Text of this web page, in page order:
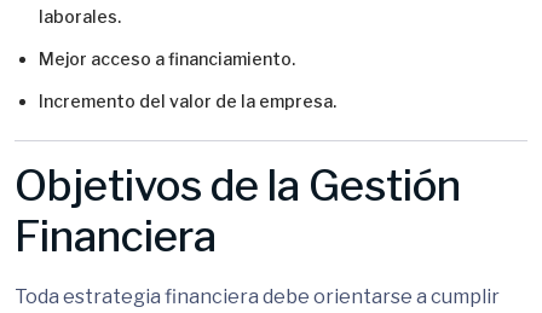
laborales.
Mejor acceso a financiamiento.
Incremento del valor de la empresa.
Objetivos de la Gestión
Financiera
Toda estrategia financiera debe orientarse a cumplir